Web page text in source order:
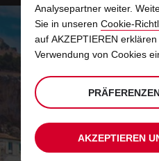
Analysepartner weiter.
Sie in unseren Cookie-
auf AKZEPTIEREN
Verwendung von Cookies
AKZEPTIEREN